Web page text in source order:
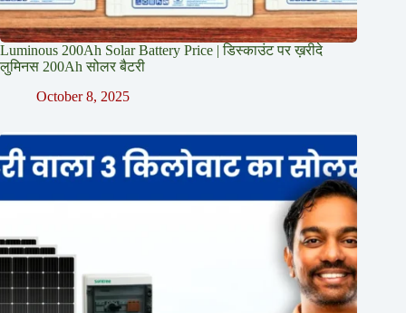
Luminous 200Ah Solar Battery Price​ | डिस्काउंट पर ख़रीदे
लुमिनस 200Ah सोलर बैटरी
October 8, 2025